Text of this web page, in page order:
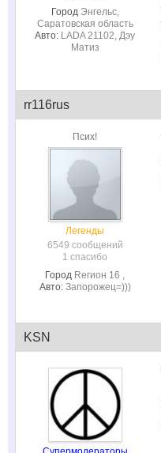
Город Энгельс,
Саратовская область
Авто: LADA 21102, Дэу
Матиз
rr116rus
Псих!
Легенды
6549 сообщений
1 спасибо
Город Rегион 16 ,
Авто: Запорожец=)))
KSN